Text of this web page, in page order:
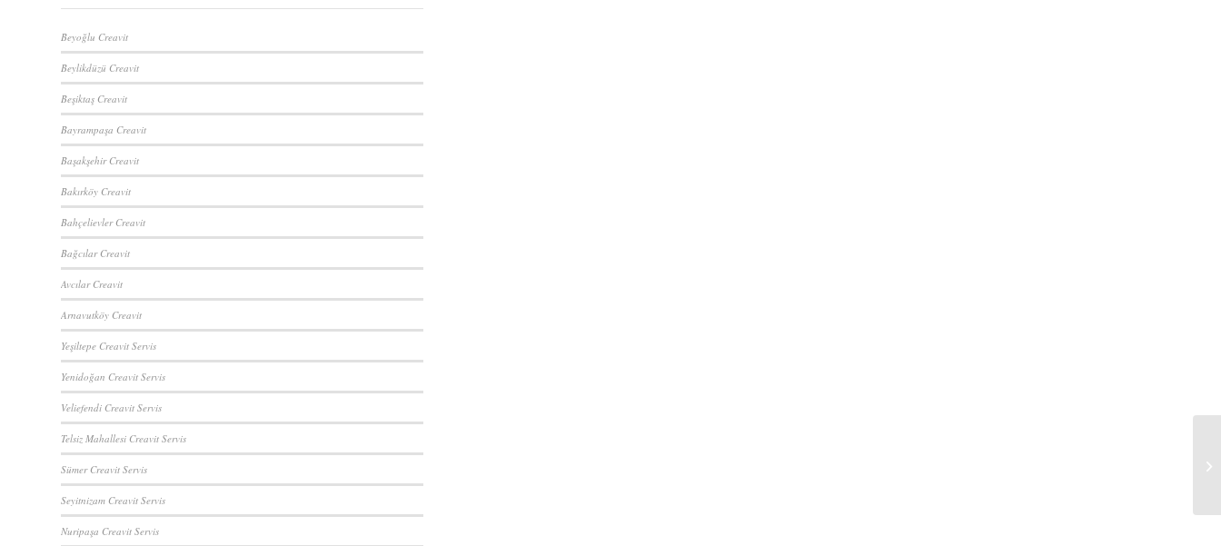
Beyoğlu Creavit
Beylikdüzü Creavit
Beşiktaş Creavit
Bayrampaşa Creavit
Başakşehir Creavit
Bakırköy Creavit
Bahçelievler Creavit
Bağcılar Creavit
Avcılar Creavit
Arnavutköy Creavit
Yeşiltepe Creavit Servis
Yenidoğan Creavit Servis
Veliefendi Creavit Servis
Telsiz Mahallesi Creavit Servis
Sümer Creavit Servis
Seyitnizam Creavit Servis
Nuripaşa Creavit Servis